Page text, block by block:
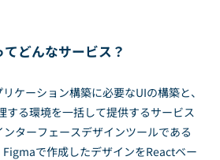
どんなサービス？
ケーション構築に必要なUIの構築と、
する環境を一括して提供するサービス
ターフェースデザインツールである
で作成したデザインをReactベー